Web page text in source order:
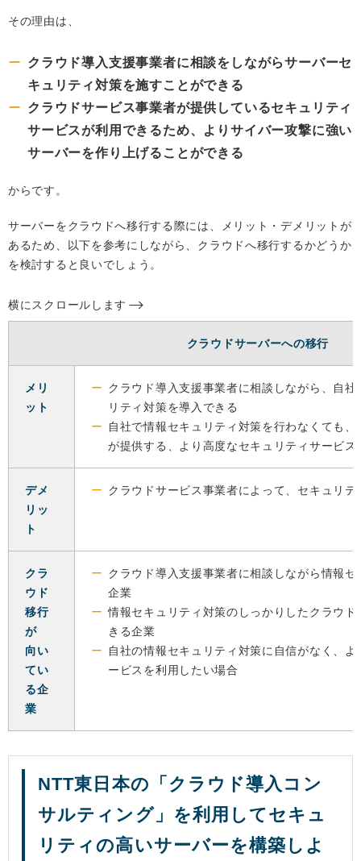
その理由は、
クラウド導入支援事業者に相談をしながらサーバーセ
キュリティ対策を施すことができる
クラウドサービス事業者が提供しているセキュリティ
サービスが利用できるため、よりサイバー攻撃に強い
サーバーを作り上げることができる
からです。
サーバーをクラウドへ移行する際には、メリット・デメリットが
あるため、以下を参考にしながら、クラウドへ移行するかどうか
を検討すると良いでしょう。
横にスクロールします
クラウドサーバーへの移行
メリ
ット
クラウド導入支援事業者に相談しながら、自
リティ対策を導入できる
自社で情報セキュリティ対策を行わなくても
が提供する、より高度なセキュリティサービス
デメ
リッ
ト
クラウドサービス事業者によって、セキュリ
クラ
ウド
移行
が
向い
てい
る企
業
クラウド導入支援事業者に相談しながら情報
企業
情報セキュリティ対策のしっかりしたクラウ
きる企業
自社の情報セキュリティ対策に自信がなく、
ービスを利用したい場合
NTT東日本の「クラウド導入コン
サルティング」を利用してセキュ
リティの高いサーバーを構築しよ